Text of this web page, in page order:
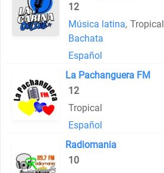
12
Música latina, Tropical
Bachata
Español
La Pachanguera FM
12
Tropical
Español
Radiomania
10